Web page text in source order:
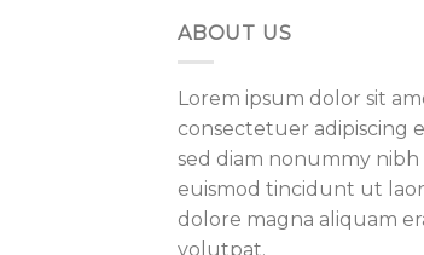
ABOUT US
Lorem ipsum dolor sit
consectetuer adipiscing
sed diam nonummy nibh
euismod tincidunt ut
dolore magna aliquam
volutpat.